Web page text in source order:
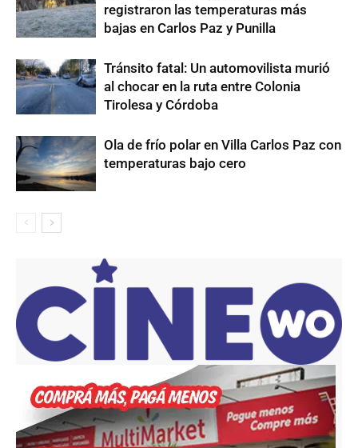
registraron las temperaturas más
bajas en Carlos Paz y Punilla
Tránsito fatal: Un automovilista murió
al chocar en la ruta entre Colonia
Tirolesa y Córdoba
Ola de frío polar en Villa Carlos Paz con
temperaturas bajo cero